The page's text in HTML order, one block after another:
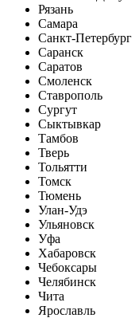
Рязань
Самара
Санкт-Петербург
Саранск
Саратов
Смоленск
Ставрополь
Сургут
Сыктывкар
Тамбов
Тверь
Тольятти
Томск
Тюмень
Улан-Удэ
Ульяновск
Уфа
Хабаровск
Чебоксары
Челябинск
Чита
Ярославль